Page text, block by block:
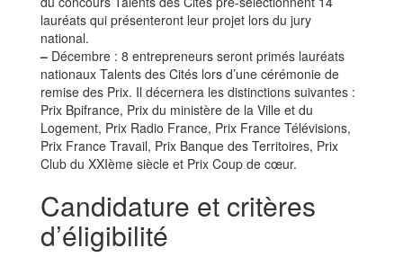
lauréats qui présenteront leur projet lors du jury
national.
– Décembre : 8 entrepreneurs seront primés lauréats
nationaux Talents des Cités lors d’une cérémonie de
remise des Prix. Il décernera les distinctions suivantes :
Prix Bpifrance, Prix du ministère de la Ville et du
Logement, Prix Radio France, Prix France Télévisions,
Prix France Travail, Prix Banque des Territoires, Prix
Club du XXIème siècle et Prix Coup de cœur.
Candidature et critères
d’éligibilité